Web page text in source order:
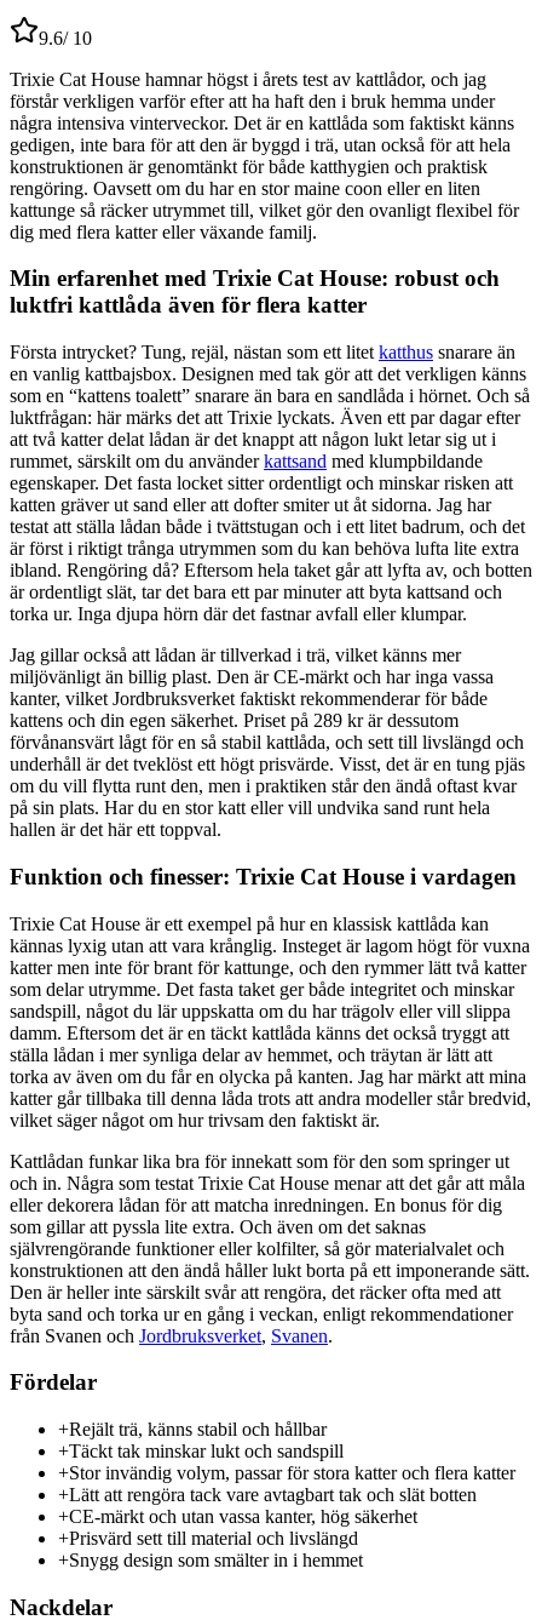
9.6/ 10
Trixie Cat House hamnar högst i årets test av kattlådor, och jag
förstår verkligen varför efter att ha haft den i bruk hemma under
några intensiva vinterveckor. Det är en kattlåda som faktiskt känns
gedigen, inte bara för att den är byggd i trä, utan också för att hela
konstruktionen är genomtänkt för både katthygien och praktisk
rengöring. Oavsett om du har en stor maine coon eller en liten
kattunge så räcker utrymmet till, vilket gör den ovanligt flexibel för
dig med flera katter eller växande familj.
Min erfarenhet med Trixie Cat House: robust och
luktfri kattlåda även för flera katter
Första intrycket? Tung, rejäl, nästan som ett litet katthus snarare än
en vanlig kattbajsbox. Designen med tak gör att det verkligen känns
som en “kattens toalett” snarare än bara en sandlåda i hörnet. Och så
luktfrågan: här märks det att Trixie lyckats. Även ett par dagar efter
att två katter delat lådan är det knappt att någon lukt letar sig ut i
rummet, särskilt om du använderkattsand med klumpbildande
egenskaper. Det fasta locket sitter ordentligt och minskar risken att
katten gräver ut sand eller att dofter smiter ut åt sidorna. Jag har
testat att ställa lådan både i tvättstugan och i ett litet badrum, och det
är först i riktigt trånga utrymmen som du kan behöva lufta lite extra
ibland. Rengöring då? Eftersom hela taket går att lyfta av, och botten
är ordentligt slät, tar det bara ett par minuter att byta kattsand och
torka ur. Inga djupa hörn där det fastnar avfall eller klumpar.
Jag gillar också att lådan är tillverkad i trä, vilket känns mer
miljövänligt än billig plast. Den är CE-märkt och har inga vassa
kanter, vilket Jordbruksverket faktiskt rekommenderar för både
kattens och din egen säkerhet. Priset på 289 kr är dessutom
förvånansvärt lågt för en så stabil kattlåda, och sett till livslängd och
underhåll är det tveklöst ett högt prisvärde. Visst, det är en tung pjäs
om du vill flytta runt den, men i praktiken står den ändå oftast kvar
på sin plats. Har du en stor katt eller vill undvika sand runt hela
hallen är det här ett toppval.
Funktion och finesser: Trixie Cat House i vardagen
Trixie Cat House är ett exempel på hur en klassisk kattlåda kan
kännas lyxig utan att vara krånglig. Insteget är lagom högt för vuxna
katter men inte för brant för kattunge, och den rymmer lätt två katter
som delar utrymme. Det fasta taket ger både integritet och minskar
sandspill, något du lär uppskatta om du har trägolv eller vill slippa
damm. Eftersom det är en täckt kattlåda känns det också tryggt att
ställa lådan i mer synliga delar av hemmet, och träytan är lätt att
torka av även om du får en olycka på kanten. Jag har märkt att mina
katter går tillbaka till denna låda trots att andra modeller står bredvid,
vilket säger något om hur trivsam den faktiskt är.
Kattlådan funkar lika bra för innekatt som för den som springer ut
och in. Några som testat Trixie Cat House menar att det går att måla
eller dekorera lådan för att matcha inredningen. En bonus för dig
som gillar att pyssla lite extra. Och även om det saknas
självrengörande funktioner eller kolfilter, så gör materialvalet och
konstruktionen att den ändå håller lukt borta på ett imponerande sätt.
Den är heller inte särskilt svår att rengöra, det räcker ofta med att
byta sand och torka ur en gång i veckan, enligt rekommendationer
från Svanen och Jordbruksverket, Svanen.
Fördelar
+Rejält trä, känns stabil och hållbar
+Täckt tak minskar lukt och sandspill
+Stor invändig volym, passar för stora katter och flera katter
+Lätt att rengöra tack vare avtagbart tak och slät botten
+CE-märkt och utan vassa kanter, hög säkerhet
+Prisvärd sett till material och livslängd
+Snygg design som smälter in i hemmet
Nackdelar